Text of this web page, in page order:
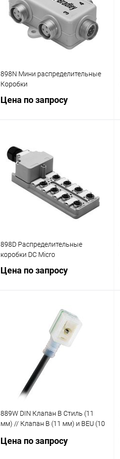
В избранное
Наличие
уточняйте
898N Мини распределительные
Коробки
Цена по запросу
Купить в 1 клик
В избранное
Наличие
уточняйте
898D Распределительные
коробки DC Micro
Цена по запросу
Запросить цену
Купить в 1 клик Сравнение
В избранное
889W DIN Клапан В Стиль (11
мм) // Клапан B (11 мм) и BEU (10
Цена по запросу